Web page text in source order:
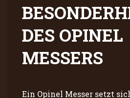
DES OPINEL
MESSERS
Ein Opinel Messer setzt